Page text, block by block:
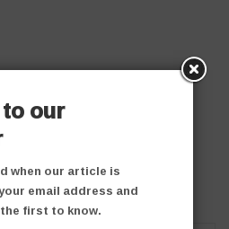
our
when our article is
email address and
first to know.